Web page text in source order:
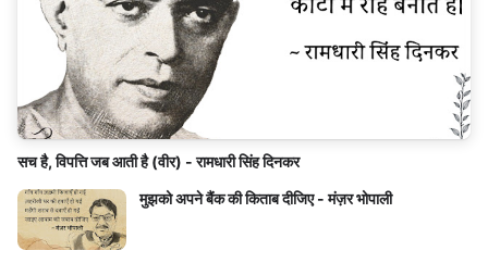
सच है, विपत्ति जब आती है (वीर) - रामधारी सिंह दिनकर
मुझको अपने बैंक की किताब दीजिए - मंज़र भोपाली